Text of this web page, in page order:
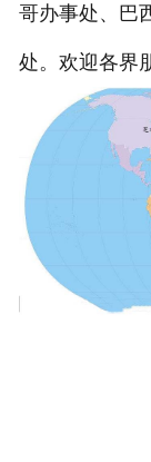
哥办事处、巴
处。欢迎各界